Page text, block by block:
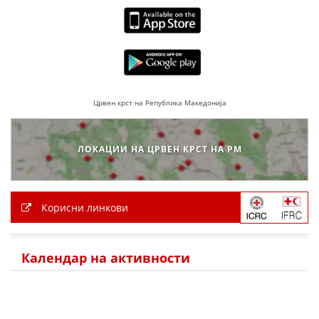
Црвен крст на Република Македонија
ЛОКАЦИИ НА ЦРВЕН КРСТ НА РМ
Корисни линкови
Календар на активности